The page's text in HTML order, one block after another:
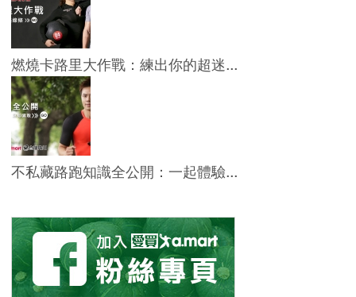
燃燒卡路里大作戰：練出你的超迷...
不私藏路跑知識全公開：一起體驗...